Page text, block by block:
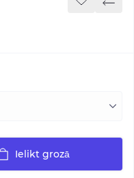
Ielikt grozā